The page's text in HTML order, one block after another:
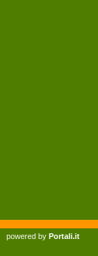
powered by Portali.it